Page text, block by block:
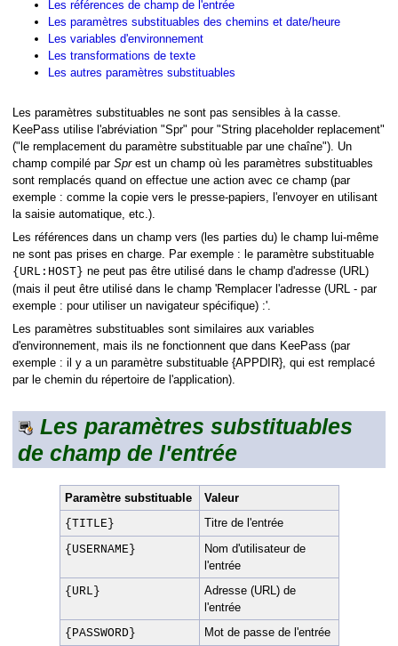
Les références de champ de l'entrée
Les paramètres substituables des chemins et date/heure
Les variables d'environnement
Les transformations de texte
Les autres paramètres substituables
Les paramètres substituables ne sont pas sensibles à la casse.
KeePass utilise l'abréviation "Spr" pour "String placeholder replacement"
("le remplacement du paramètre substituable par une chaîne"). Un
champ compilé par Sprest un champ où les paramètres substituables
sont remplacés quand on effectue une action avec ce champ (par
exemple : comme la copie vers le presse-papiers, l'envoyer en utilisant
la saisie automatique, etc.).
Les références dans un champ vers (les parties du) le champ lui-même
ne sont pas prises en charge. Par exemple : le paramètre substituable
{URL:HOST} ne peut pas être utilisé dans le champ d'adresse (URL)
(mais il peut être utilisé dans le champ 'Remplacer l'adresse (URL - par
exemple : pour utiliser un navigateur spécifique) :'.
Les paramètres substituables sont similaires aux variables
d'environnement, mais ils ne fonctionnent que dans KeePass (par
exemple : il y a un paramètre substituable {APPDIR}, qui est remplacé
par le chemin du répertoire de l'application).
Les paramètres substituables
de champ de l'entrée
Paramètre substituable
Valeur
{TITLE}
Titre de l'entrée
{USERNAME}
Nom d'utilisateur de
l'entrée
{URL}
Adresse (URL) de
l'entrée
{PASSWORD}
Mot de passe de l'entrée